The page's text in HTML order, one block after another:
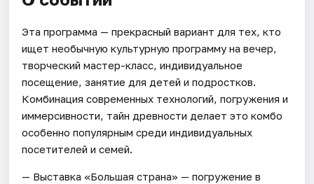
Эта программа — прекрасный вариант для тех, кто
ищет необычную культурную программу на вечер,
творческий мастер-класс, индивидуальное
посещение, занятие для детей и подростков.
Комбинация современных технологий, погружения и
иммерсивности, тайн древности делает это комбо
особенно популярным среди индивидуальных
посетителей и семей.
— Выставка «Большая страна» — погружение в